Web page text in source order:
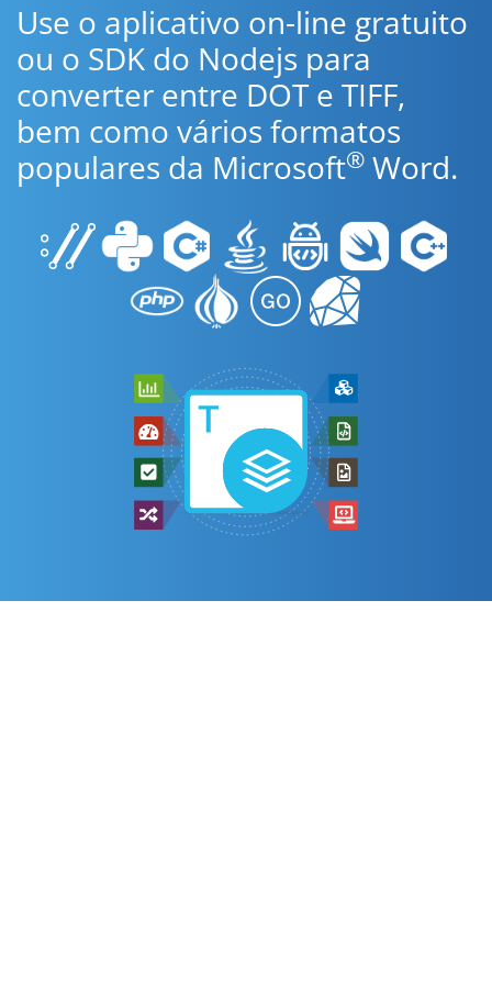
Use o aplicativo on-line gratuito
ou o SDK do Nodejs para
converter entre DOT e TIFF,
bem como vários formatos
populares da Microsoft® Word.